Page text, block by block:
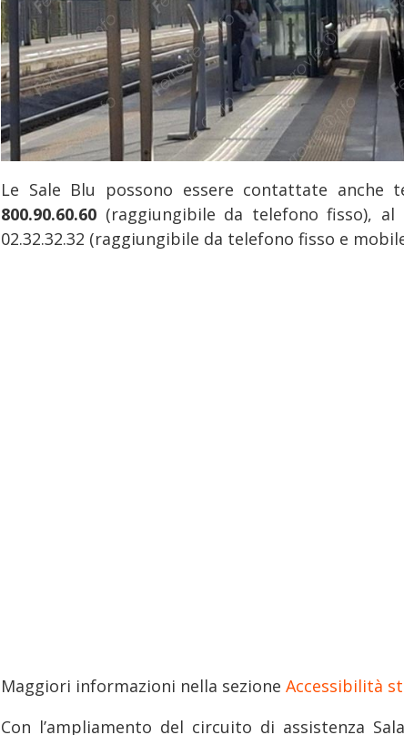
Le Sale Blu possono essere contattate anche
800.90.60.60 (raggiungibile da telefono fisso),
02.32.32.32 (raggiungibile da telefono fisso e
Maggiori informazioni nella sezione Accessibilità
Con l’ampliamento del circuito di assistenza